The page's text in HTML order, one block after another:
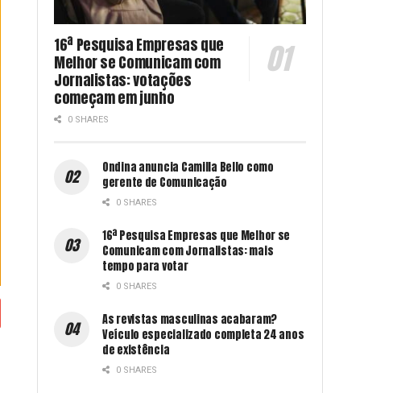
16ª Pesquisa Empresas que
Melhor se Comunicam com
Jornalistas: votações
começam em junho
0 SHARES
Ondina anuncia Camilla Bello como
gerente de Comunicação
0 SHARES
16ª Pesquisa Empresas que Melhor se
Comunicam com Jornalistas: mais
tempo para votar
0 SHARES
As revistas masculinas acabaram?
Veículo especializado completa 24 anos
de existência
0 SHARES